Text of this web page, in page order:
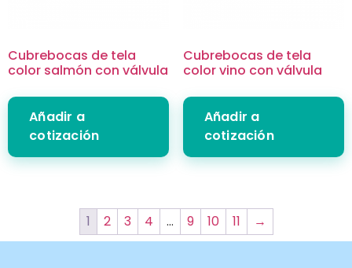
Cubrebocas de tela
color salmón con válvula
Añadir a
cotización
Cubrebocas de tela
color vino con válvula
Añadir a
cotización
1 2 3 4 … 9 10 11 →